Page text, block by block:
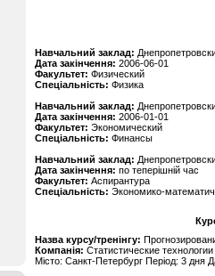
Навчальний заклад:
Дата закінчення: 2006-06-01
Факультет: Физический
Спеціальність: Физика
Навчальний заклад:
Дата закінчення: 2006-01-01
Факультет: Экономический
Спеціальність: Финансы
Навчальний заклад:
Дата закінчення: по теперішній час
Факультет: Аспирантура
Спеціальність: Экономико-
Назва курсу/тренінгу:
Компанія: Статистические технологии
Місто: Санкт-Петербург Період: 3 дня